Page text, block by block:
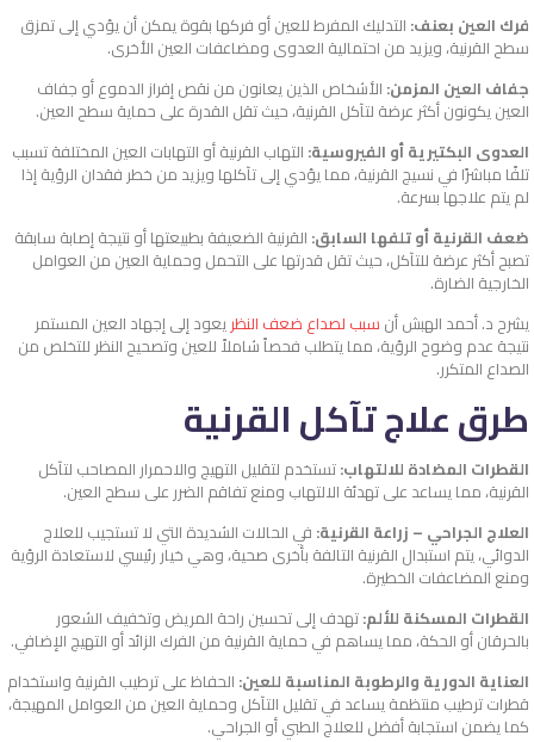
فرك العين بعنف: التدليك المفرط للعين أو فركها بقوة يمكن أن يؤدي إلى تمزق
سطح القرنية، ويزيد من احتمالية العدوى ومضاعفات العين الأخرى.
جفاف العين المزمن: الأشخاص الذين يعانون من نقص إفراز الدموع أو جفاف
العين يكونون أكثر عرضة لتآكل القرنية، حيث تقل القدرة على حماية سطح العين.
العدوى البكتيرية أو الفيروسية: التهاب القرنية أو التهابات العين المختلفة تسبب
تلفًا مباشرًا في نسيج القرنية، مما يؤدي إلى تآكلها ويزيد من خطر فقدان الرؤية إذا
لم يتم علاجها بسرعة.
ضعف القرنية أو تلفها السابق: القرنية الضعيفة بطبيعتها أو نتيجة إصابة سابقة
تصبح أكثر عرضة للتآكل، حيث تقل قدرتها على التحمل وحماية العين من العوامل
الخارجية الضارة.
يشرح د. أحمد الهبش أن سبب لصداع ضعف النظر يعود إلى إجهاد العين المستمر
نتيجة عدم وضوح الرؤية، مما يتطلب فحصاً شاملاً للعين وتصحيح النظر للتخلص من
الصداع المتكرر.
طرق علاج تآكل القرنية
القطرات المضادة للالتهاب:تستخدم لتقليل التهيج والاحمرار المصاحب لتآكل
القرنية، مما يساعد على تهدئة الالتهاب ومنع تفاقم الضرر على سطح العين.
العلاج الجراحي – زراعة القرنية: في الحالات الشديدة التي لا تستجيب للعلاج
الدوائي، يتم استبدال القرنية التالفة بأخرى صحية، وهي خيار رئيسي لاستعادة الرؤية
ومنع المضاعفات الخطيرة.
القطرات المسكنة للألم:تهدف إلى تحسين راحة المريض وتخفيف الشعور
بالحرقان أو الحكة، مما يساهم في حماية القرنية من الفرك الزائد أو التهيج الإضافي.
العناية الدورية والرطوبة المناسبة للعين: الحفاظ على ترطيب القرنية واستخدام
قطرات ترطيب منتظمة يساعد في تقليل التآكل وحماية العين من العوامل المهيجة،
كما يضمن استجابة أفضل للعلاج الطبي أو الجراحي.